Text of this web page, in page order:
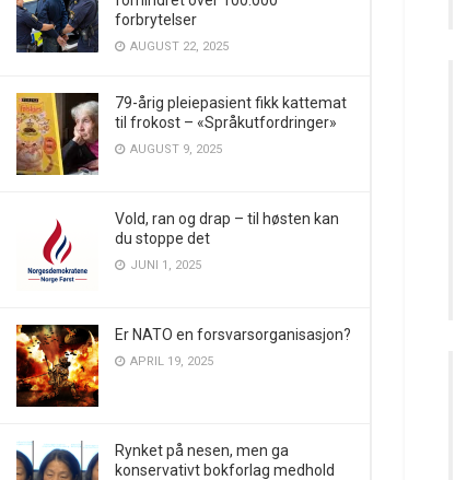
forbrytelser
AUGUST 22, 2025
79-årig pleiepasient fikk kattemat
til frokost – «Språkutfordringer»
AUGUST 9, 2025
Vold, ran og drap – til høsten kan
du stoppe det
JUNI 1, 2025
Er NATO en forsvarsorganisasjon?
APRIL 19, 2025
Rynket på nesen, men ga
konservativt bokforlag medhold